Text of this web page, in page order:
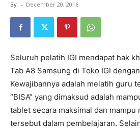
By - December 20, 2016
Seluruh pelatih IGI mendapat hak
Tab A8 Samsung di Toko IGI
Kewajibannya adalah melatih guru
“BISA” yang dimaksud adalah
tablet secara maksimal dan mampu
tersebut dalam pembelajaran.